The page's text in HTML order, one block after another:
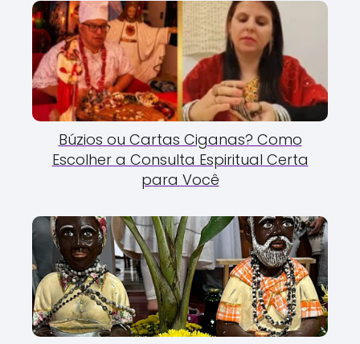
Búzios ou Cartas Ciganas? Como
Escolher a Consulta Espiritual Certa
para Você